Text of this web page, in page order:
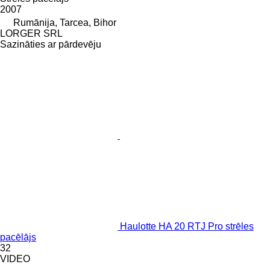
2007
Rumānija, Tarcea, Bihor
LORGER SRL
Sazināties ar pārdevēju
Haulotte HA 20 RTJ Pro strēles
pacēlājs
32
VIDEO